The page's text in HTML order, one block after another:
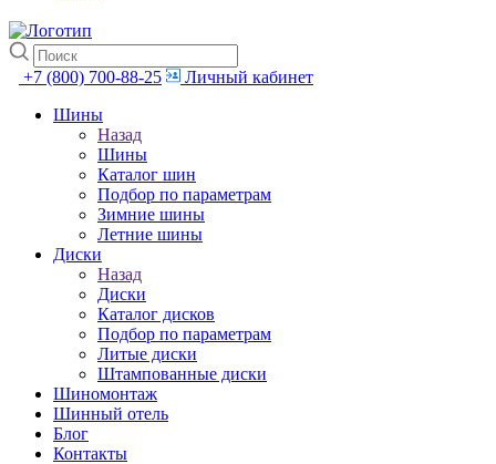
+7 (800) 700-88-25
Личный кабинет
Шины
Назад
Шины
Каталог шин
Подбор по параметрам
Зимние шины
Летние шины
Диски
Назад
Диски
Каталог дисков
Подбор по параметрам
Литые диски
Штампованные диски
Шиномонтаж
Шинный отель
Блог
Контакты